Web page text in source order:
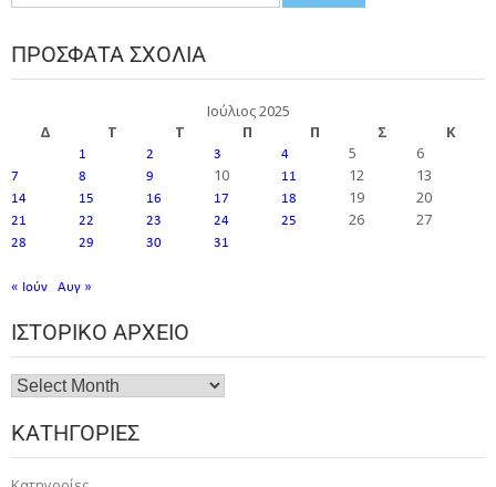
ΠΡΌΣΦΑΤΑ ΣΧΌΛΙΑ
Ιούλιος 2025
Δ
Τ Τ Π Π Σ Κ
1 2 3 4 5 6
7 8 9 10 11 12 13
14 15 16 17 18 19 20
21 22 23 24 25 26 27
28 29 30 31
« Ιούν Αυγ »
ΙΣΤΟΡΙΚΌ ΑΡΧΕΊΟ
ΚΑΤΗΓΟΡΊΕΣ